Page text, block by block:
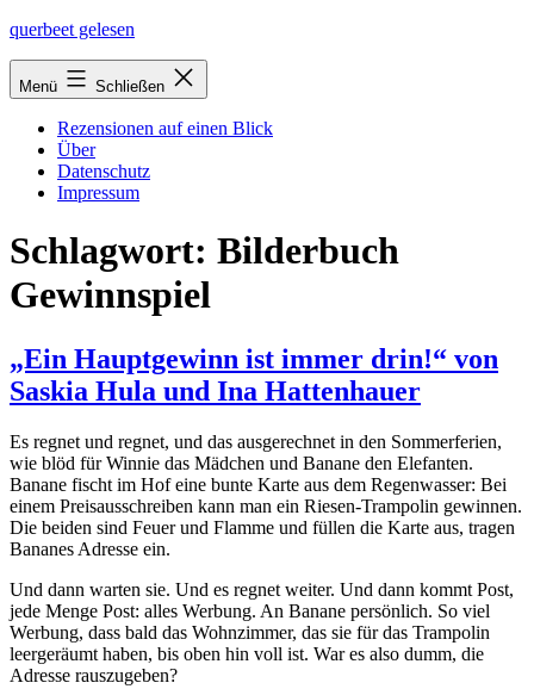
Zum
springen
querbeet gelesen
Menü Schließen
Rezensionen auf einen Blick
Über
Datenschutz
Impressum
Schlagwort: Bilderbuch
Gewinnspiel
„Ein Hauptgewinn ist immer drin!“ von
Saskia Hula und Ina Hattenhauer
Es reg­net und reg­net, und das aus­ge­rech­net in den Sommerferien,
wie blöd für Winnie das Mädchen und Banane den Elefanten.
Banane fischt im Hof eine bun­te Karte aus dem Regenwasser: Bei
einem Preisausschreiben kann man ein Riesen-Trampolin gewin­nen.
Die bei­den sind Feuer und Flamme und fül­len die Karte aus, tra­gen
Bananes Adresse ein.
Und dann war­ten sie. Und es reg­net wei­ter. Und dann kommt Post,
jede Menge Post: alles Werbung. An Banane per­sön­lich. So viel
Werbung, dass bald das Wohnzimmer, das sie für das Trampolin
leer­ge­räumt haben, bis oben hin voll ist. War es also dumm, die
Adresse rauszugeben?